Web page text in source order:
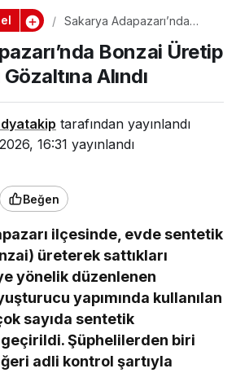
Sakarya Adapazarı’nda
Gözaltına AlındıBonzai Üretip
Alındı
tarafından yayınlandı
16:31 yayınlandı
Beğen
ilçesinde, evde sentetik
üreterek sattıkları
yönelik düzenlenen
yapımında kullanılan
sayıda sentetik
Şüphelilerden biri
adli kontrol şartıyla